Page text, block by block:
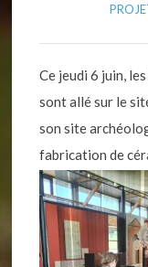
Ce jeudi 6 juin,
sont allé sur le
son site
fabrication de